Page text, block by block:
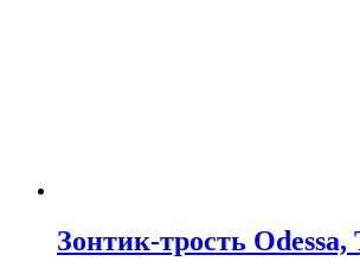
Зонтик-трость